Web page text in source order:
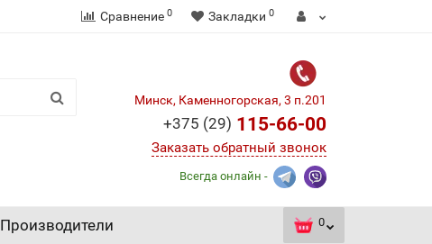
Сравнение 0 Закладки 0
Минск, Каменногорская, 3 п.201
+375 (29) 115-66-00
Заказать обратный звонок
Всегда онлайн -
Производители
0